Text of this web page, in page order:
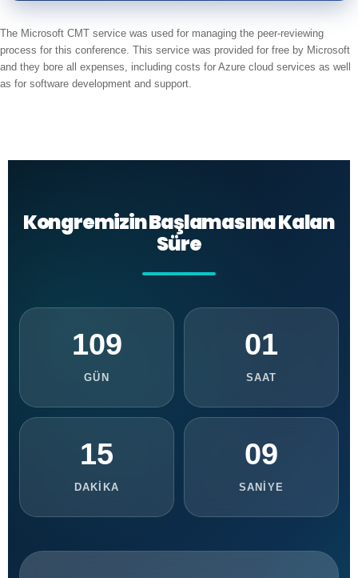
The Microsoft CMT service was used for managing the peer-reviewing
process for this conference. This service was provided for free by Microsoft
and they bore all expenses, including costs for Azure cloud services as well
as for software development and support.
Kongremizin Başlamasına Kalan
Süre
109
GÜN
01
SAAT
15
DAKİKA
07
SANİYE